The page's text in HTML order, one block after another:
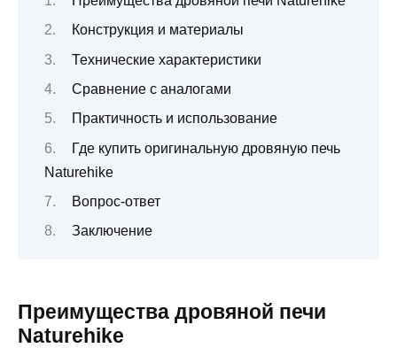
Конструкция и материалы
Технические характеристики
Сравнение с аналогами
Практичность и использование
Где купить оригинальную дровяную печь
Naturehike
Вопрос-ответ
Заключение
Преимущества дровяной печи
Naturehike